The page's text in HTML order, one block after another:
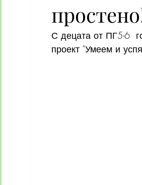
С децата от ПГ5-6
проект "Умеем и